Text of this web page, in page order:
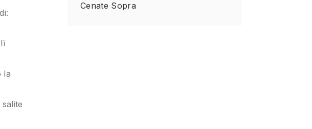
la
Cenate Sopra